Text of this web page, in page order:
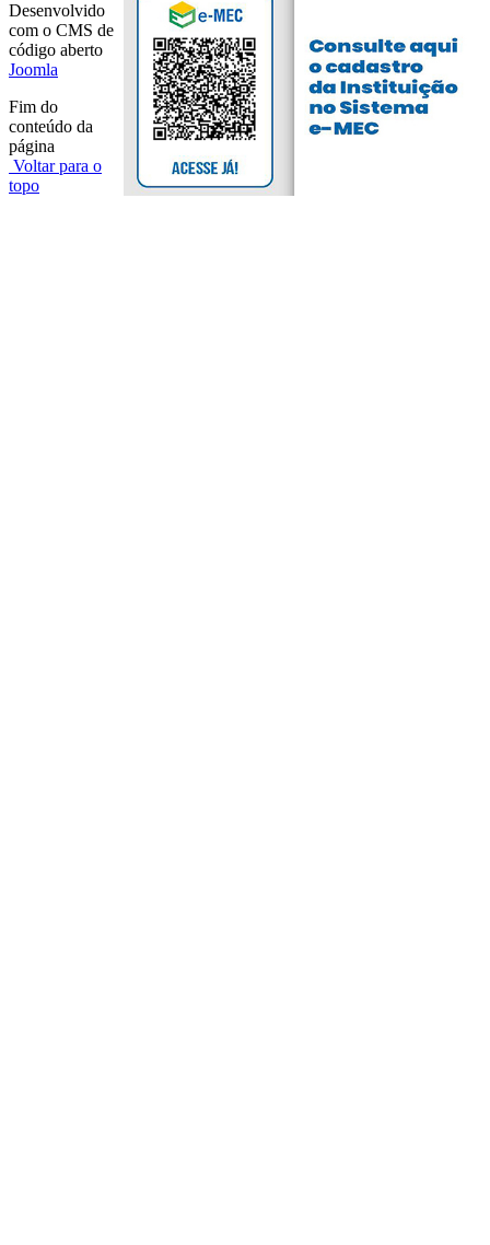
Desenvolvido
com o CMS de
código aberto
Joomla
Fim do
conteúdo da
página
Voltar para o
topo